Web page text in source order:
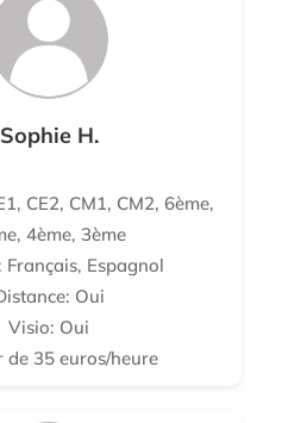
Sophie H.
CE2, CM1, CM2, 6ème,
4ème, 3ème
Français, Espagnol
Oui
Visio: Oui
de 35 euros/heure